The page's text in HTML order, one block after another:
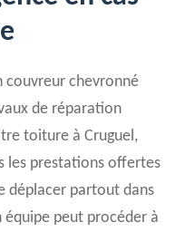
couvreur chevronné
de réparation
toiture à Cruguel,
les prestations offertes
déplacer partout dans
équipe peut procéder à